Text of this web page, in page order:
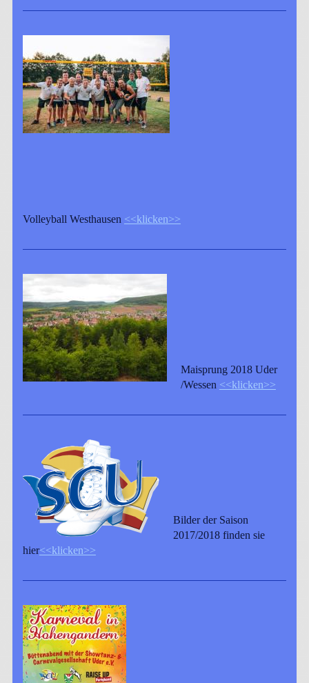
Volleyball Westhausen <<klicken>>
Maisprung 2018 Uder
/Wessen <<klicken>>
Bilder der Saison
2017/2018 finden sie
hier<<klicken>>